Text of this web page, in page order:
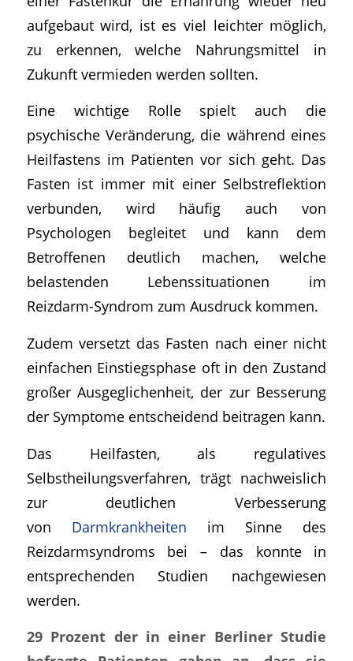
aufgebaut wird, ist es viel leichter möglich,
zu erkennen, welche Nahrungsmittel in
Zukunft vermieden werden sollten.
Eine wichtige Rolle spielt auch die
psychische Veränderung, die während eines
Heilfastens im Patienten vor sich geht. Das
Fasten ist immer mit einer Selbstreflektion
verbunden, wird häufig auch von
Psychologen begleitet und kann dem
Betroffenen deutlich machen, welche
belastenden Lebenssituationen im
Reizdarm-Syndrom zum Ausdruck kommen.
Zudem versetzt das Fasten nach einer nicht
einfachen Einstiegsphase oft in den Zustand
großer Ausgeglichenheit, der zur Besserung
der Symptome entscheidend beitragen kann.
Das Heilfasten, als regulatives
Selbstheilungsverfahren, trägt nachweislich
zur deutlichen Verbesserung
von Darmkrankheiten im Sinne des
Reizdarmsyndroms bei – das konnte in
entsprechenden Studien nachgewiesen
werden.
29 Prozent der in einer Berliner Studie